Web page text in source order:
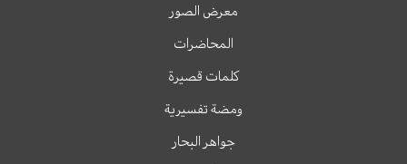
معرض الصور
المحاضرات
كلمات قصيرة
ومضة تفسيرية
جواهر البحار